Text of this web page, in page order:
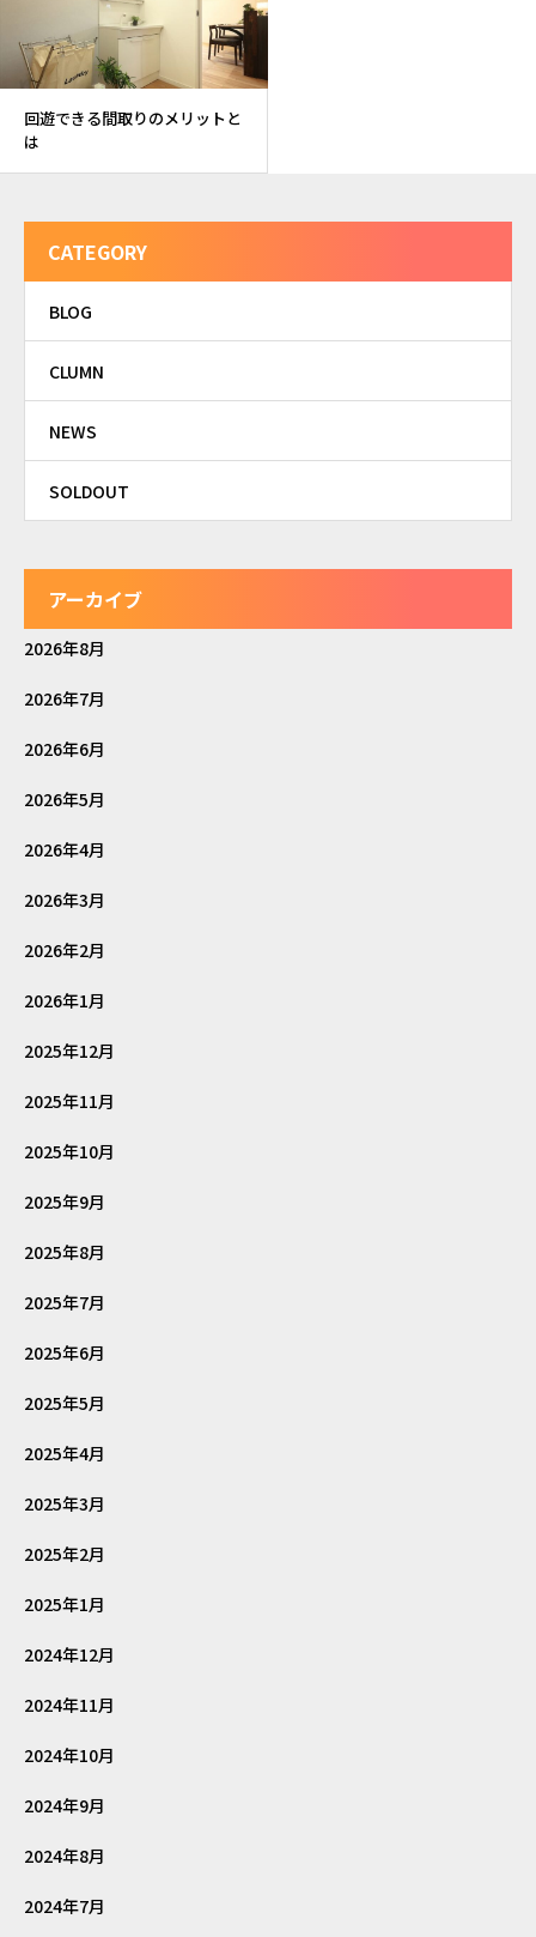
回遊できる間取りのメリットと
は
CATEGORY
BLOG
CLUMN
NEWS
SOLDOUT
アーカイブ
2026年8月
2026年7月
2026年6月
2026年5月
2026年4月
2026年3月
2026年2月
2026年1月
2025年12月
2025年11月
2025年10月
2025年9月
2025年8月
2025年7月
2025年6月
2025年5月
2025年4月
2025年3月
2025年2月
2025年1月
2024年12月
2024年11月
2024年10月
2024年9月
2024年8月
2024年7月